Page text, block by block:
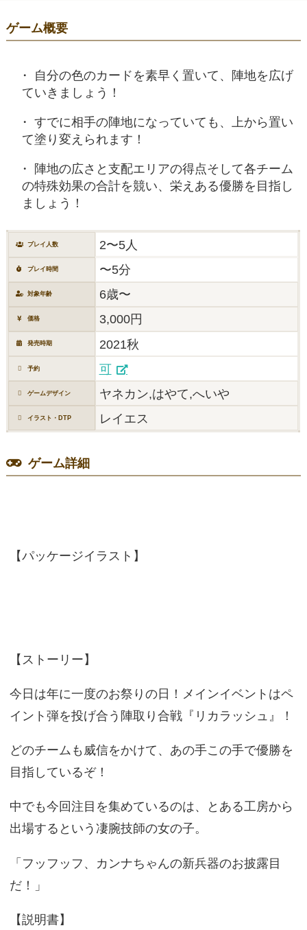
ゲーム概要
自分の色のカードを素早く置いて、陣地を広げ
ていきましょう！
すでに相手の陣地になっていても、上から置い
て塗り変えられます！
陣地の広さと支配エリアの得点そして各チーム
の特殊効果の合計を競い、栄えある優勝を目指し
ましょう！
プレイ人数 2〜5人
プレイ時間 〜5分
対象年齢 6歳〜
価格 3,000円
発売時期 2021秋
予約 可
ゲームデザイン ヤネカン,はやて,へいや
イラスト・DTP レイエス
ゲーム詳細
【パッケージイラスト】
【ストーリー】
今日は年に一度のお祭りの日！メインイベントはペ
イント弾を投げ合う陣取り合戦『リカラッシュ』！
どのチームも威信をかけて、あの手この手で優勝を
目指しているぞ！
中でも今回注目を集めているのは、とある工房から
出場するという凄腕技師の女の子。
「フッフッフ、カンナちゃんの新兵器のお披露目
だ！」
【説明書】